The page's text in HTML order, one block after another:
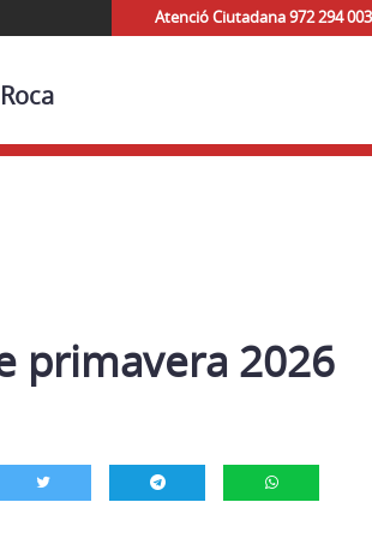
Atenció Ciutadana 972 294 003
primavera 2026